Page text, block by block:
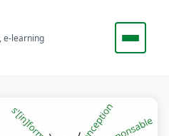
e‑learning